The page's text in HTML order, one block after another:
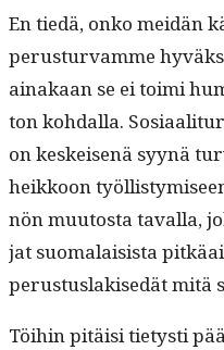
En tiedä, onko mei­dän
perus­tur­vamme
ainakaan se ei toi­mi
ton kohdal­la.
on keskeisenä syynä
heikkoon
nön muu­tos­ta taval­la,
jat suo­ma­lai­sista
perus­tus­lakisedät mitä
Töi­hin pitäisi tietysti